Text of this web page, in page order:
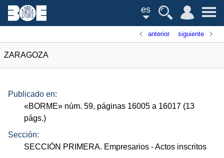
es
anterior siguiente
ZARAGOZA
Publicado en:
«BORME» núm. 59, páginas 16005 a 16017 (13
págs.)
Sección:
SECCIÓN PRIMERA. Empresarios - Actos inscritos